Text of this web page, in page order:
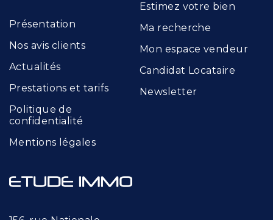
Présentation
Nos avis clients
Actualités
Prestations et tarifs
Politique de
confidentialité
Mentions légales
Estimez votre bien
Ma recherche
Mon espace vendeur
Candidat Locataire
Newsletter